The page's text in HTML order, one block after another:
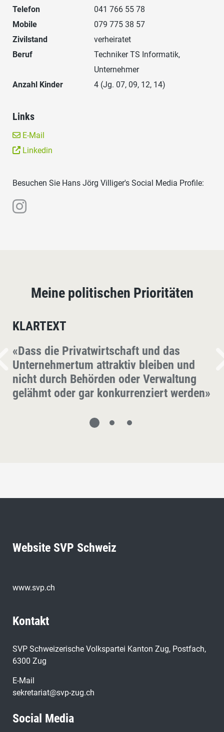
Telefon
041 766 55 78
Mobile
079 775 38 57
Zivilstand
verheiratet
Beruf
Techniker TS Informatik,
Unternehmer
Anzahl Kinder
4 (Jg. 07, 09, 12, 14)
Links
E-Mail
Linkedin
Besuchen Sie Hans Jörg Villiger's Social Media Profile:
Meine politischen Prioritäten
KLARTEXT
«Dass die Privatwirtschaft und das
Unternehmertum attraktiv bleiben und
nicht durch Behörden oder Verwaltung
gelähmt oder gar konkurrenziert werden»
Website SVP Schweiz
www.svp.ch
Kontakt
SVP Schweizerische Volkspartei Kanton Zug, Postfach,
6300 Zug
E-Mail
sekretariat@svp-zug.ch
Social Media